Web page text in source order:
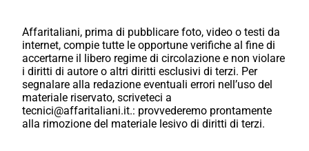
Affaritaliani, prima di pubblicare foto, video o testi da
internet, compie tutte le opportune verifiche al fine di
accertarne il libero regime di circolazione e non violare
i diritti di autore o altri diritti esclusivi di terzi. Per
segnalare alla redazione eventuali errori nell’uso del
materiale riservato, scriveteci a
tecnici@affaritaliani.it.: provvederemo prontamente
alla rimozione del materiale lesivo di diritti di terzi.